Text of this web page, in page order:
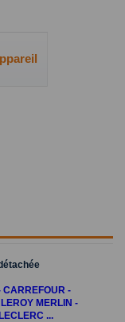
-
MERLIN -
...